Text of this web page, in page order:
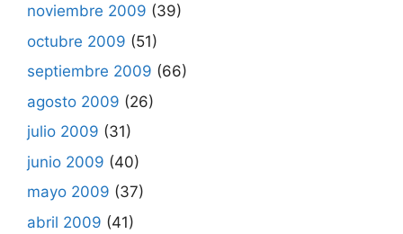
noviembre 2009 (39)
octubre 2009 (51)
septiembre 2009 (66)
agosto 2009 (26)
julio 2009 (31)
junio 2009 (40)
mayo 2009 (37)
abril 2009 (41)